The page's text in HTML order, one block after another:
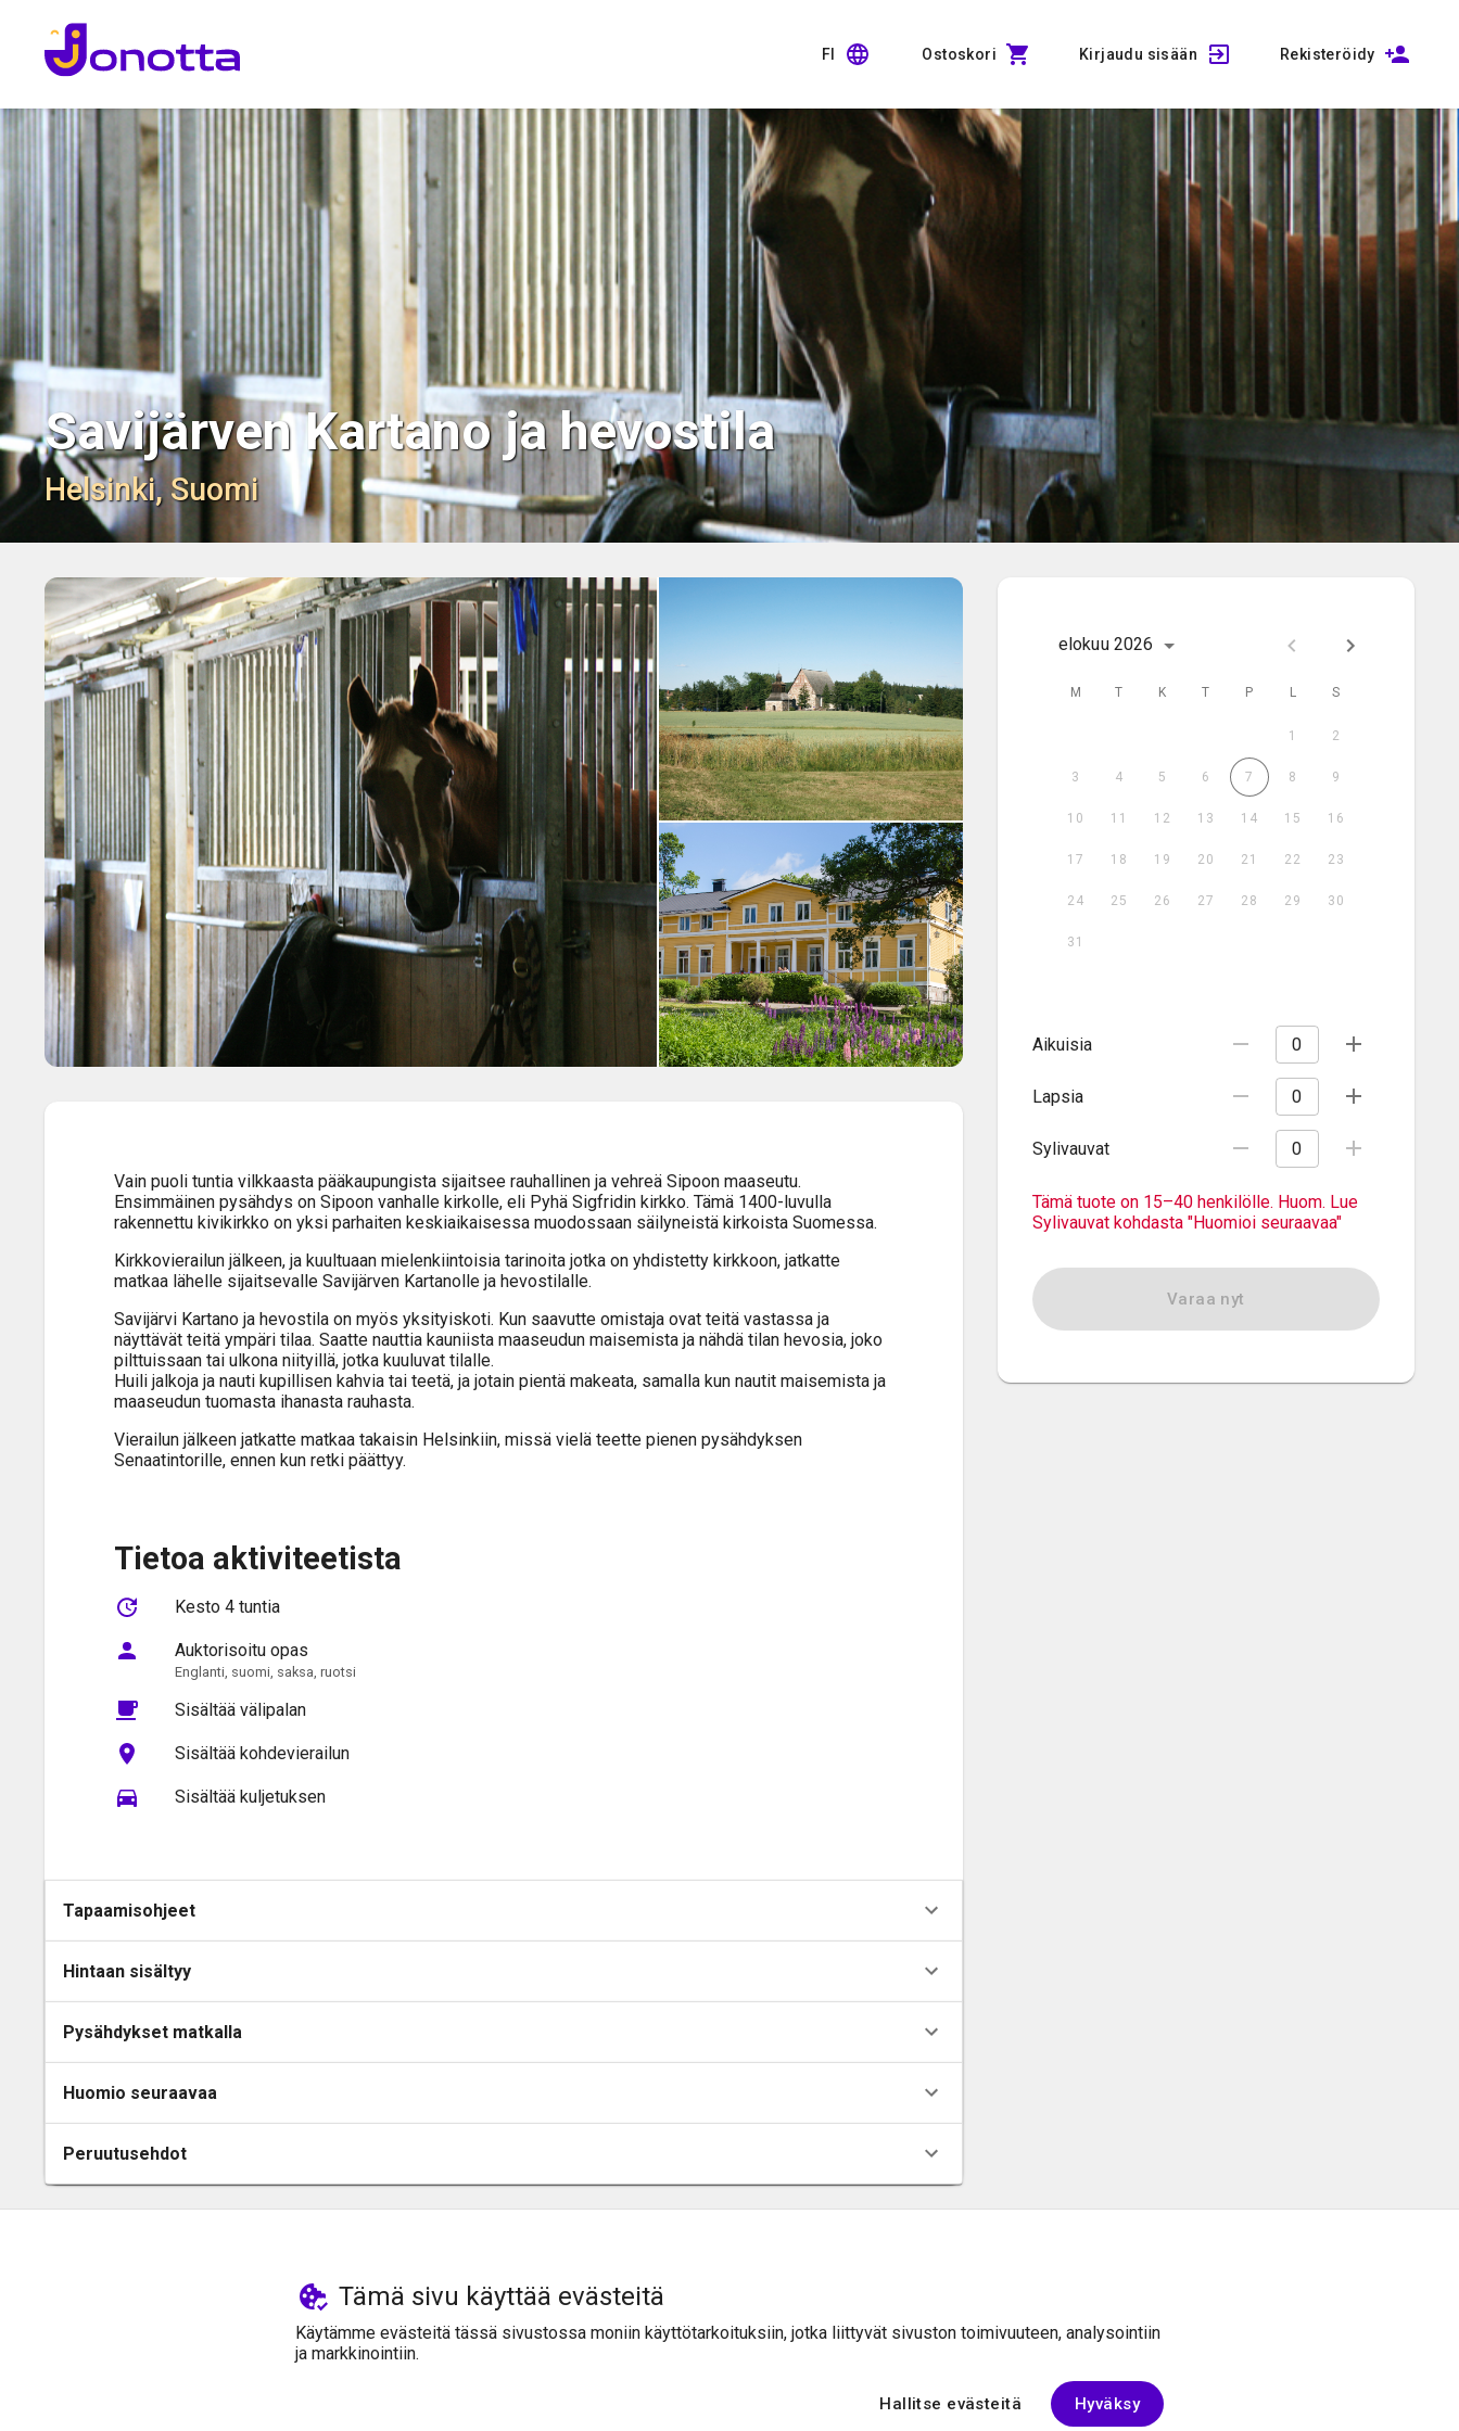
FI Ostoskori Kirjaudu sisään Rekisteröidy
Savijärven Kartano ja hevostila
Helsinki, Suomi
Vain puoli tuntia vilkkaasta pääkaupungista sijaitsee rauhallinen ja vehreä Sipoon maaseutu.
Ensimmäinen pysähdys on Sipoon vanhalle kirkolle, eli Pyhä Sigfridin kirkko. Tämä 1400-luvulla
rakennettu kivikirkko on yksi parhaiten keskiaikaisessa muodossaan säilyneistä kirkoista Suomessa.
Kirkkovierailun jälkeen, ja kuultuaan mielenkiintoisia tarinoita jotka on yhdistetty kirkkoon, jatkatte
matkaa lähelle sijaitsevalle Savijärven Kartanolle ja hevostilalle.
Savijärvi Kartano ja hevostila on myös yksityiskoti. Kun saavutte omistaja ovat teitä vastassa ja
näyttävät teitä ympäri tilaa. Saatte nauttia kauniista maaseudun maisemista ja nähdä tilan hevosia, joko
pilttuissaan tai ulkona niityillä, jotka kuuluvat tilalle.
Huili jalkoja ja nauti kupillisen kahvia tai teetä, ja jotain pientä makeata, samalla kun nautit maisemista ja
maaseudun tuomasta ihanasta rauhasta.
Vierailun jälkeen jatkatte matkaa takaisin Helsinkiin, missä vielä teette pienen pysähdyksen
Senaatintorille, ennen kun retki päättyy.
Tietoa aktiviteetista
Kesto 4 tuntia
Auktorisoitu opas
Englanti, suomi, saksa, ruotsi
Sisältää välipalan
Sisältää kohdevierailun
Sisältää kuljetuksen
Tapaamisohjeet
Hintaan sisältyy
Pysähdykset matkalla
Huomio seuraavaa
Peruutusehdot
elokuu 2026
M T K T P L S
1 2
3 4 5 6 7 8 9
10 11 12 13 14 15 16
17 18 19 20 21 22 23
24 25 26 27 28 29 30
31
Aikuisia
Lapsia
Sylivauvat
Tämä tuote on 15–40 henkilölle. Huom. Lue
Sylivauvat kohdasta "Huomioi seuraavaa"
Varaa nyt
TIETOA MEISTÄ
Keitä olemme
Tietosuojaseloste
Muutokset & peruutukset
Tämä sivu käyttää evästeitä
Käytämme evästeitä tässä sivustossa moniin käyttötarkoituksiin, jotka liittyvät sivuston toimivuuteen, analysointiin
ja markkinointiin.
Hallitse evästeitä Hyväksy